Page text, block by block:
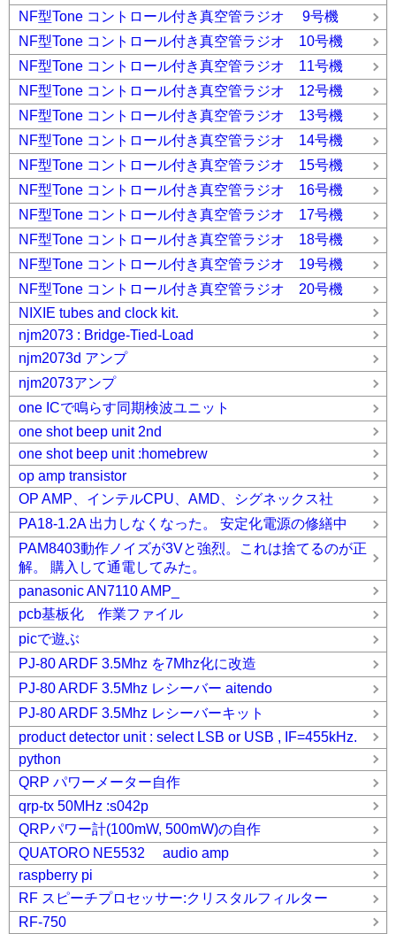
NF型Tone コントロール付き真空管ラジオ 9号機
NF型Tone コントロール付き真空管ラジオ 10号機
NF型Tone コントロール付き真空管ラジオ 11号機
NF型Tone コントロール付き真空管ラジオ 12号機
NF型Tone コントロール付き真空管ラジオ 13号機
NF型Tone コントロール付き真空管ラジオ 14号機
NF型Tone コントロール付き真空管ラジオ 15号機
NF型Tone コントロール付き真空管ラジオ 16号機
NF型Tone コントロール付き真空管ラジオ 17号機
NF型Tone コントロール付き真空管ラジオ 18号機
NF型Tone コントロール付き真空管ラジオ 19号機
NF型Tone コントロール付き真空管ラジオ 20号機
NIXIE tubes and clock kit.
njm2073 : Bridge-Tied-Load
njm2073d アンプ
njm2073アンプ
one ICで鳴らす同期検波ユニット
one shot beep unit 2nd
one shot beep unit :homebrew
op amp transistor
OP AMP、インテルCPU、AMD、シグネックス社
PA18-1.2A 出力しなくなった。 安定化電源の修繕中
PAM8403動作ノイズが3Vと強烈。これは捨てるのが正
解。 購入して通電してみた。
panasonic AN7110 AMP_
pcb基板化 作業ファイル
picで遊ぶ
PJ-80 ARDF 3.5Mhz を7Mhz化に改造
PJ-80 ARDF 3.5Mhz レシーバー aitendo
PJ-80 ARDF 3.5Mhz レシーバーキット
product detector unit : select LSB or USB , IF=455kHz.
python
QRP パワーメーター自作
qrp-tx 50MHz :s042p
QRPパワー計(100mW, 500mW)の自作
QUATORO NE5532 audio amp
raspberry pi
RF スピーチプロセッサー:クリスタルフィルター
RF-750